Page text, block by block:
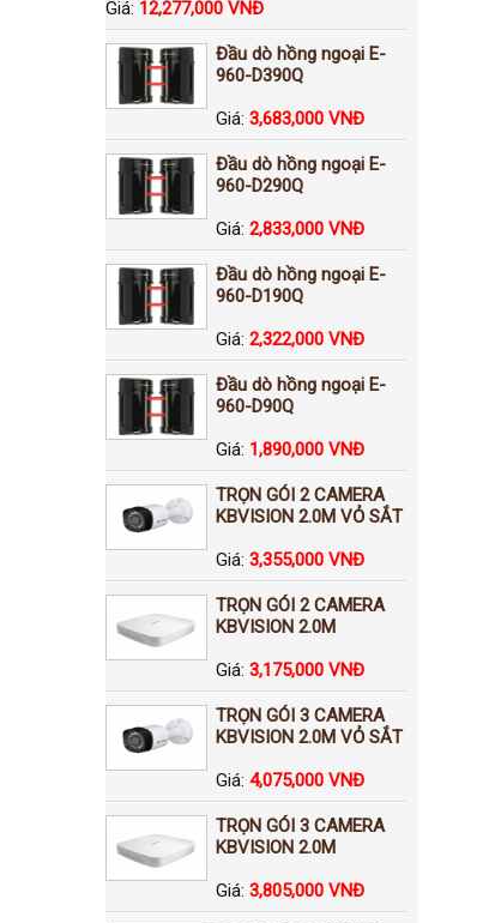
Giá: 12,277,000 VNĐ
Đầu dò hồng ngoại E-
960-D390Q
Giá: 3,683,000 VNĐ
Đầu dò hồng ngoại E-
960-D290Q
Giá: 2,833,000 VNĐ
Đầu dò hồng ngoại E-
960-D190Q
Giá: 2,322,000 VNĐ
Đầu dò hồng ngoại E-
960-D90Q
Giá: 1,890,000 VNĐ
TRỌN GÓI 2 CAMERA
KBVISION 2.0M VỎ SẮT
Giá: 3,355,000 VNĐ
TRỌN GÓI 2 CAMERA
KBVISION 2.0M
Giá: 3,175,000 VNĐ
TRỌN GÓI 3 CAMERA
KBVISION 2.0M VỎ SẮT
Giá: 4,075,000 VNĐ
TRỌN GÓI 3 CAMERA
KBVISION 2.0M
Giá: 3,805,000 VNĐ